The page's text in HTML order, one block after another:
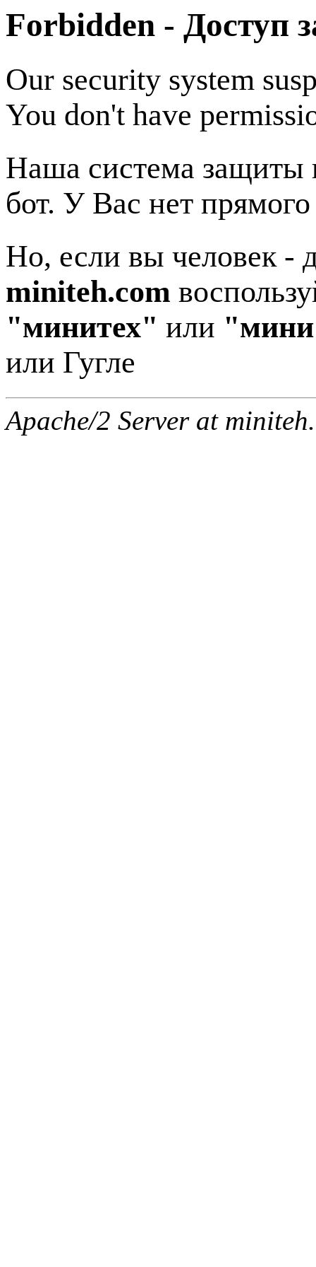
Forbidden - Доступ
Our security system
You don't have
Наша система защиты
бот. У Вас нет
Но, если вы человек -
miniteh.com
"минитех" или "мини
или Гугле
Apache/2 Server at